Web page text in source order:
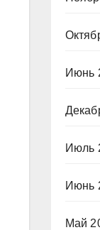
Июнь
Июль
Июнь
Май